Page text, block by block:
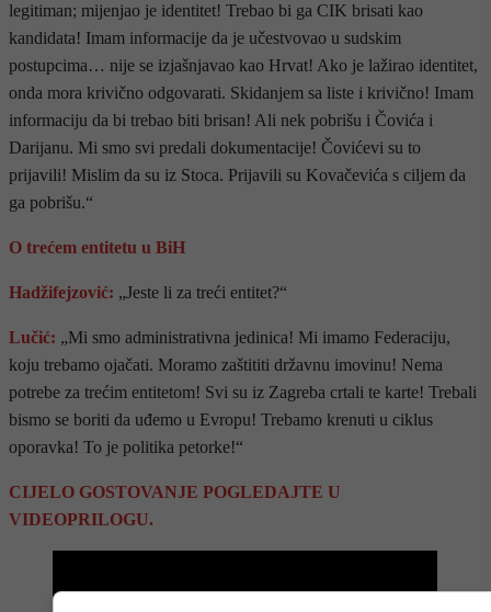
legitiman; mijenjao je identitet! Trebao bi ga CIK brisati kao
kandidata! Imam informacije da je učestvovao u sudskim
postupcima… nije se izjašnjavao kao Hrvat! Ako je lažirao identitet,
onda mora krivično odgovarati. Skidanjem sa liste i krivično! Imam
informaciju da bi trebao biti brisan! Ali nek pobrišu i Čovića i
Darijanu. Mi smo svi predali dokumentacije! Čovićevi su to
prijavili! Mislim da su iz Stoca. Prijavili su Kovačevića s ciljem da
ga pobrišu.“
O trećem entitetu u BiH
Hadžifejzović: „Jeste li za treći entitet?“
Lučić: „Mi smo administrativna jedinica! Mi imamo Federaciju,
koju trebamo ojačati. Moramo zaštititi državnu imovinu! Nema
potrebe za trećim entitetom! Svi su iz Zagreba crtali te karte! Trebali
bismo se boriti da uđemo u Evropu! Trebamo krenuti u ciklus
oporavka! To je politika petorke!“
CIJELO GOSTOVANJE POGLEDAJTE U
VIDEOPRILOGU.